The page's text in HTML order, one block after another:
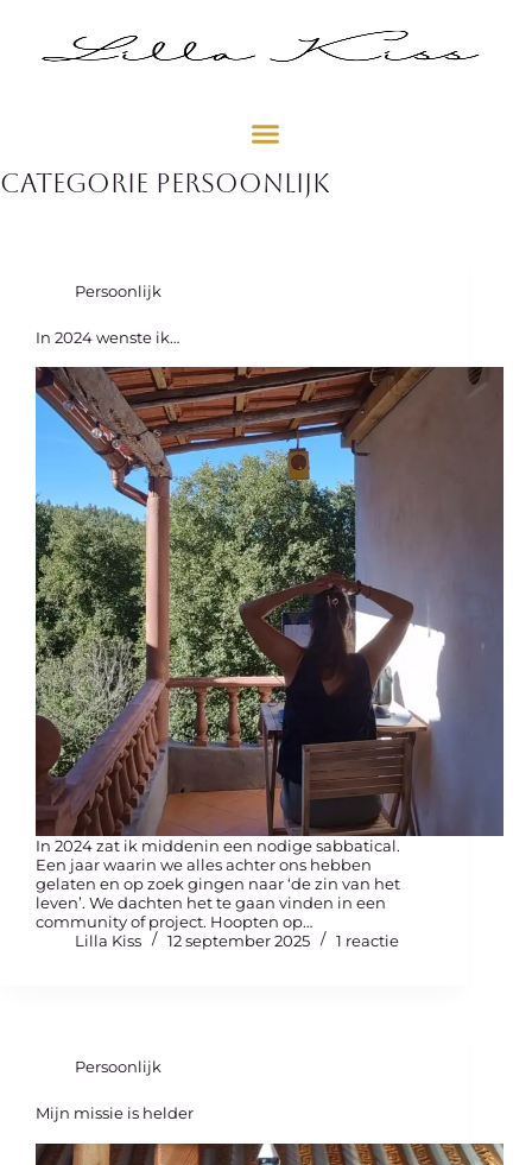
Categorie Persoonlijk
Persoonlijk
In 2024 wenste ik…
In 2024 zat ik middenin een nodige sabbatical.
Een jaar waarin we alles achter ons hebben
gelaten en op zoek gingen naar ‘de zin van het
leven’. We dachten het te gaan vinden in een
community of project. Hoopten op…
Lilla Kiss
12 september 2025 1 reactie
Persoonlijk
Mijn missie is helder